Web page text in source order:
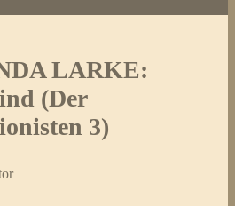
LARKE:
(Der
3)